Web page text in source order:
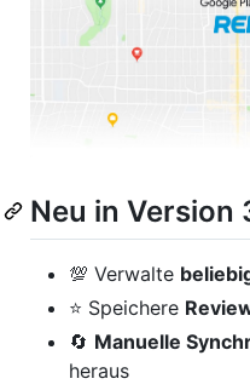
Neu in Version
💯 Verwalte
⭐ Speichere
🔄️ Manuelle
heraus